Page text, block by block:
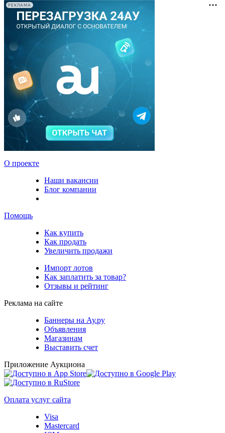
РЕКЛАМА
О проекте
Наши вакансии
Блог компании
Помощь
Как купить
Как продать
Увеличить продажи
Импорт лотов
Как заплатить за товар?
Отзывы и рейтинг
Реклама на сайте
Баннеры на Ау.ру
Объявления
Магазинам
Выставить счет
Приложение Аукциона
Оплата услуг сайта
Visa
Mastercard